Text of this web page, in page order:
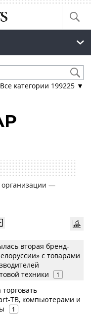
Все категории 199225 ▼
организации —
вторая бренд-
с товарами
техники
1
ТВ, компьютерами и
1